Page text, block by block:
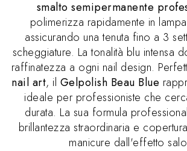
smalto semipermanente
polimerizza rapidamente in
assicurando una tenuta fino a 3
scheggiature. La tonalità blu intensa
raffinatezza a ogni nail design.
nail art, il Gelpolish Beau Blue
ideale per professioniste che
durata. La sua formula
brillantezza straordinaria e
manicure dall'effetto